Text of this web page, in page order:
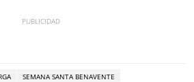
SEMANA SANTA BENAVENTE